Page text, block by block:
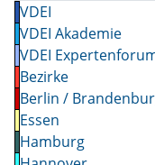
VDEI
VDEI Akademie
VDEI
Bezirke
Berlin /
Essen
Hamburg